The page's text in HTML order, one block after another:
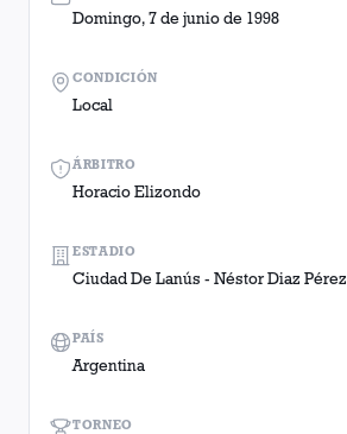
Domingo, 7 de junio de 1998
ÁRBITRO
Horacio Elizondo
TORNEO
CONDICIÓN
Local
ESTADIO
Ciudad De Lanús - Néstor Diaz Pérez
PAÍS
Argentina